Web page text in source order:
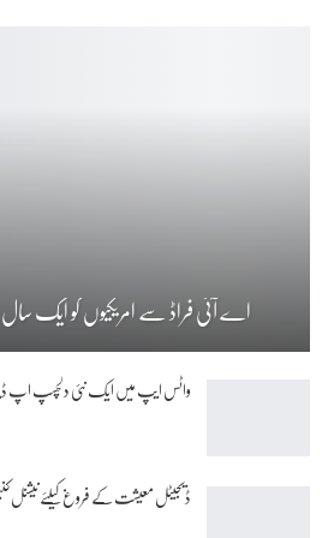
اے آئی فراڈ سے امریکیوں کو ایک سال
واٹس ایپ میں ایک نئی دلچسپ اپ
ڈیجیٹل معیشت کے فروغ کیلئے نیشنل